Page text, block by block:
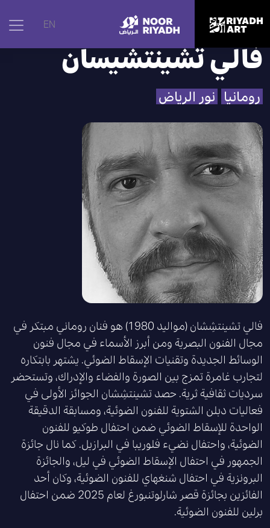
EN الرئيسية | الفنانون فالي تشينتشيسان
فالي تشينتشيسان
رومانيا نور الرياض
فالي تشينتشِشان (مواليد 1980) هو فنان روماني مبتكر في
مجال الفنون البصرية ومن أبرز الأسماء في مجال فنون
الوسائط الجديدة وتقنيات الإسقاط الضوئي. يشتهر بابتكاره
لتجارب غامرة تمزج بين الصورة والفضاء والإدراك، وتستحضر
سرديات ثقافية ثرية. حصد تشينتشِشان الجوائز الأولى في
فعاليات دبلن الشتوية للفنون الضوئية، ومسابقة الدقيقة
الواحدة للإسقاط الضوئي ضمن احتفال طوكيو للفنون
الضوئية، واحتفال نضيء فلوريبا في البرازيل. كما نال جائزة
الجمهور في احتفال الإسقاط الضوئي في ليل، والجائزة
البرونزية في احتفال شنغهاي للفنون الضوئية، وكان أحد
الفائزين بجائزة قصر شارلوتنبورغ لعام 2025 ضمن احتفال
برلين للفنون الضوئية.